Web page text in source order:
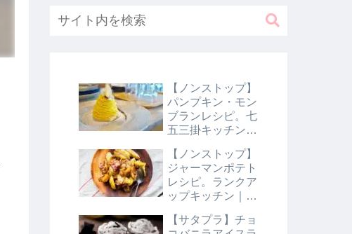
【ノンストップ】
パンプキン・モン
ブランレシピ。七
五三掛キッチン｜
【ノンストップ】
ジャーマンポテト
レシピ。ランクア
ップキッチン｜10
【サタプラ】チョ